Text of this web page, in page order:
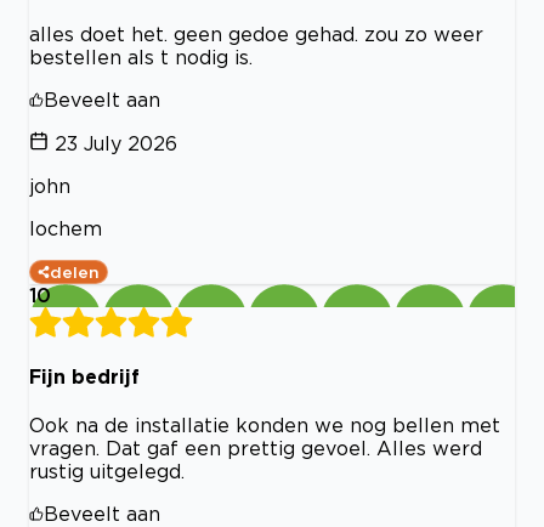
alles doet het. geen gedoe gehad. zou zo weer
bestellen als t nodig is.
Beveelt aan
23 July 2026
john
lochem
delen
10
Fijn bedrijf
Ook na de installatie konden we nog bellen met
vragen. Dat gaf een prettig gevoel. Alles werd
rustig uitgelegd.
Beveelt aan